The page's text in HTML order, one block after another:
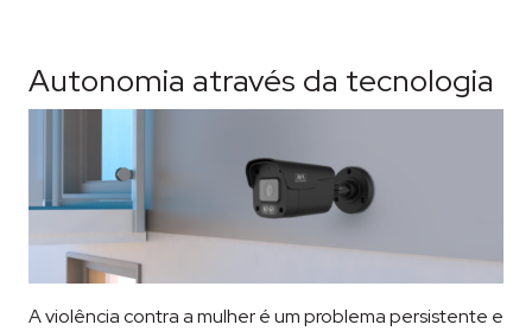
Autonomia através da tecnologia
A violência contra a mulher é um problema persistente e